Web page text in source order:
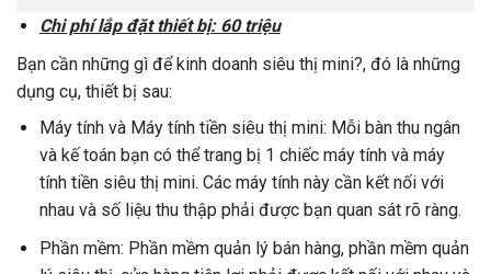
Chi phí lắp đặt thiết bị: 60 triệu
Bạn cần những gì để kinh doanh siêu thị mini?, đó là những
dụng cụ, thiết bị sau:
Máy tính và Máy tính tiền siêu thị mini: Mỗi bàn thu ngân
và kế toán bạn có thể trang bị 1 chiếc máy tính và máy
tính tiền siêu thị mini. Các máy tính này cần kết nối với
nhau và số liệu thu thập phải được bạn quan sát rõ ràng.
Phần mềm: Phần mềm quản lý bán hàng, phần mềm quản